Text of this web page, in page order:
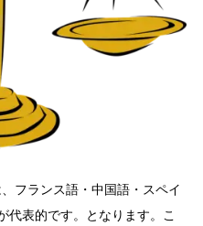
フランス語・中国語・スペイ
代表的です。となります。こ